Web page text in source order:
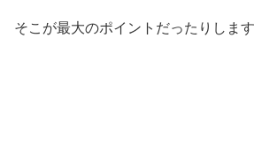
そこが最大のポイントだったりします